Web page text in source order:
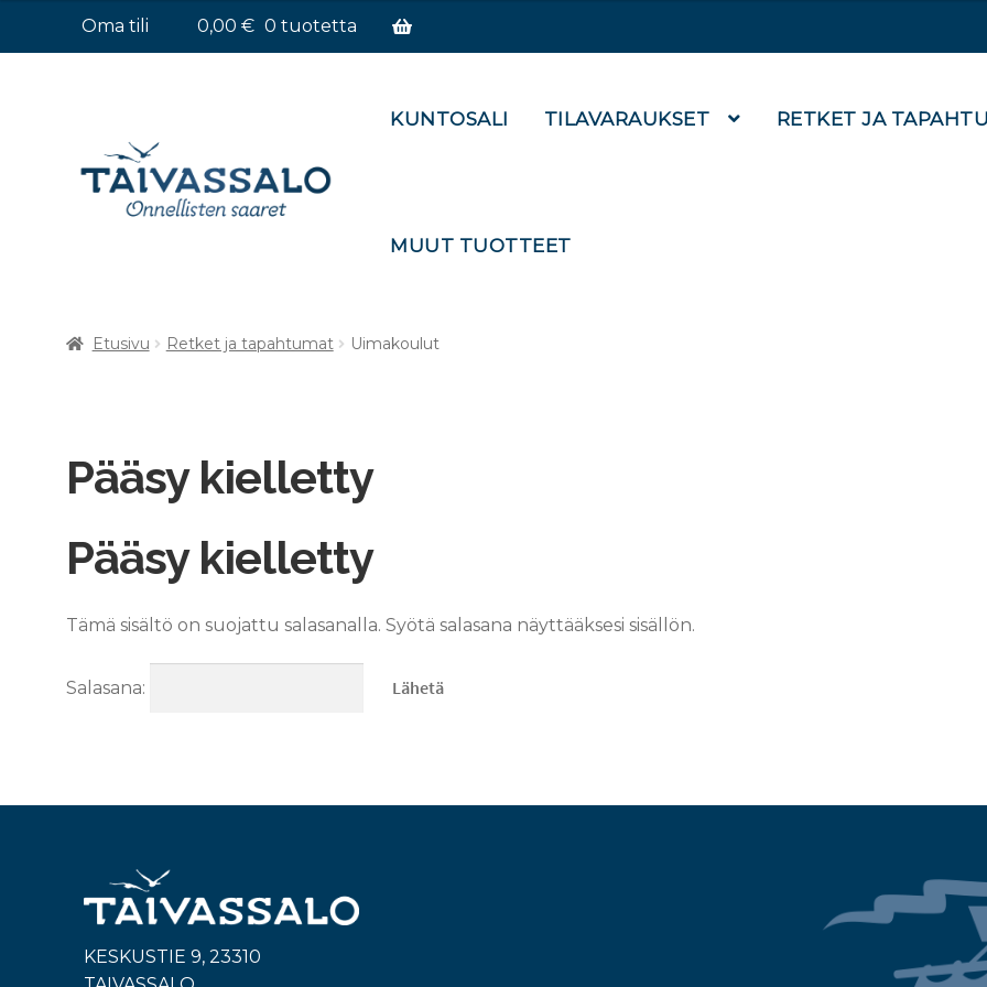
Oma tili 0,00€ 0 tuotetta
KUNTOSALI TILAVARAUKSET RETKET JA
MUUT TUOTTEET
Etusivu Retket ja tapahtumat Uimakoulut
Pääsy kielletty
Pääsy kielletty
Tämä sisältö on suojattu salasanalla. Syötä salasana näyttääksesi sisällön.
Salasana:
KESKUSTIE 9, 23310